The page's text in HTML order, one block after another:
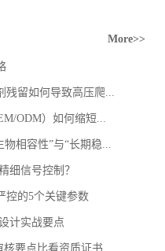
More>>
残留如何导致高压爬...
ODM）如何缩短...
物相容性”与“长期稳...
细信号控制？
控的5个关键参数
计实战要点
核要点比看资质证书...